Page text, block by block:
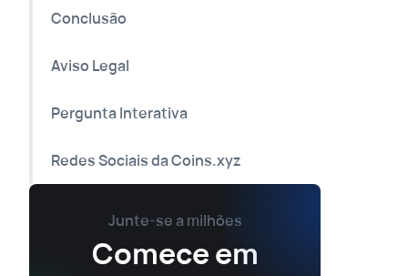
Conclusão
Aviso Legal
Pergunta Interativa
Redes Sociais da Coins.xyz
Junte-se a milhões
Comece em